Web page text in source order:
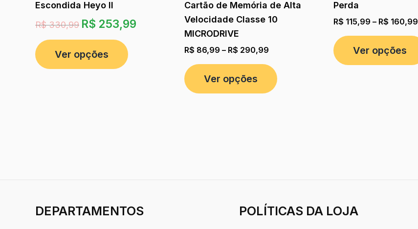
Escondida Heyo II
R$330,99 R$ 253,99
Ver opções
Cartão de Memória de Alta
Velocidade Classe 10
MICRODRIVE
R$ 86,99 – R$ 290,99
Ver opções
Perda
R$ 115,99 – R$ 160,99
Ver opções
DEPARTAMENTOS POLÍTICAS DA LOJA